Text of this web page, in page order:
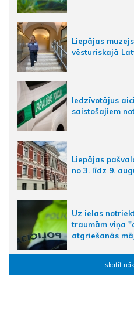
Liepājas
vēsturiskajā
Iedzīvotājus
saistošajiem
Liepājas
no 3. līdz 9.
Uz ielas
traumām viņa
atgriešanās
skatīt